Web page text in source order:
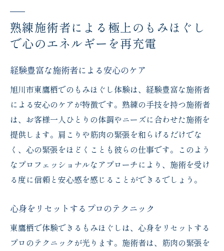
熟練施術者による極上のもみほぐし
で心のエネルギーを再充電
経験豊富な施術者による安心のケア
旭川市東鷹栖でのもみほぐし体験は、経験豊富な施術者
による安心のケアが特徴です。熟練の手技を持つ施術者
は、お客様一人ひとりの体調やニーズに合わせた施術を
提供します。肩こりや筋肉の緊張を和らげるだけでな
く、心の緊張をほどくことも彼らの仕事です。このよう
なプロフェッショナルなアプローチにより、施術を受け
る度に信頼と安心感を感じることができるでしょう。
心身をリセットするプロのテクニック
東鷹栖で体験できるもみほぐしは、心身をリセットする
プロのテクニックが光ります。施術者は、筋肉の緊張を